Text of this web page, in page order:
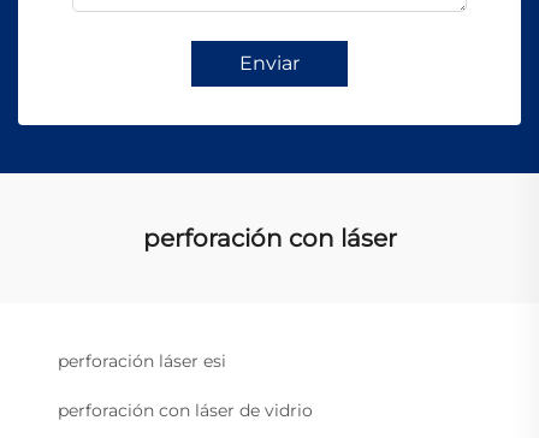
Enviar
perforación con láser
perforación láser esi
perforación con láser de vidrio